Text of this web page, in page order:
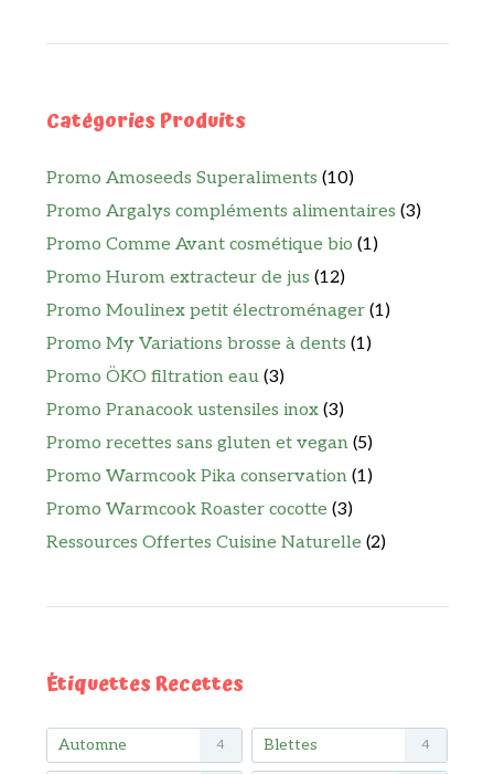
Catégories Produits
Promo Amoseeds Superaliments (10)
Promo Argalys compléments alimentaires (3)
Promo Comme Avant cosmétique bio (1)
Promo Hurom extracteur de jus (12)
Promo Moulinex petit électroménager (1)
Promo My Variations brosse à dents (1)
Promo ÖKO filtration eau (3)
Promo Pranacook ustensiles inox (3)
Promo recettes sans gluten et vegan (5)
Promo Warmcook Pika conservation (1)
Promo Warmcook Roaster cocotte (3)
Ressources Offertes Cuisine Naturelle (2)
Étiquettes Recettes
Automne 4 Blettes 4